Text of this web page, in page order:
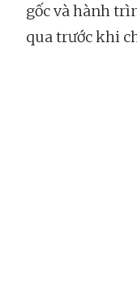
gốc và hành
qua trước khi